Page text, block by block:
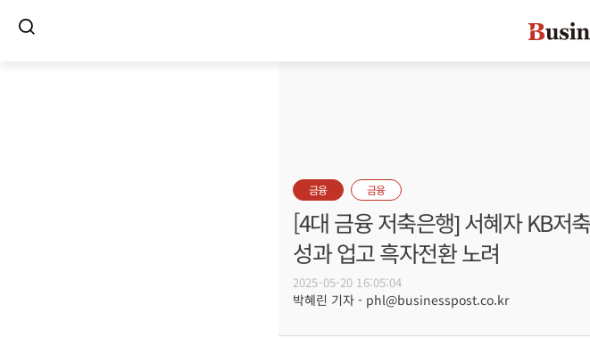
금융 금융
[4대 금융 저축은행] 서혜자 KB저
성과 업고 흑자전환 노려
2025-05-20 16:05:04
박혜린 기자 - phl@businesspost.co.kr